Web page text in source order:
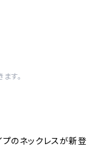
す。
プのネックレスが新登